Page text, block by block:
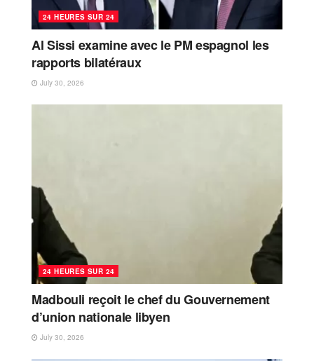
24 HEURES SUR 24
Al Sissi examine avec le PM espagnol les
rapports bilatéraux
July 30, 2026
24 HEURES SUR 24
Madbouli reçoit le chef du Gouvernement
d’union nationale libyen
July 30, 2026